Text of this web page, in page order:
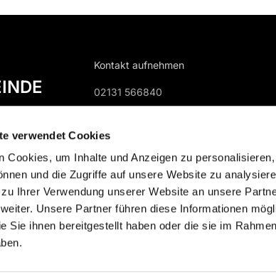
verwendet Cookies
Cookies, um Inhalte und Anzeigen zu
und die Zugriffe auf unsere Website zu
Ihrer Verwendung unserer Website an unsere
Unsere Partner führen diese Informationen
Sie ihnen bereitgestellt haben oder die sie im
Kontakt aufnehmen
02131 566840
Impressum Datenschutzerklärung